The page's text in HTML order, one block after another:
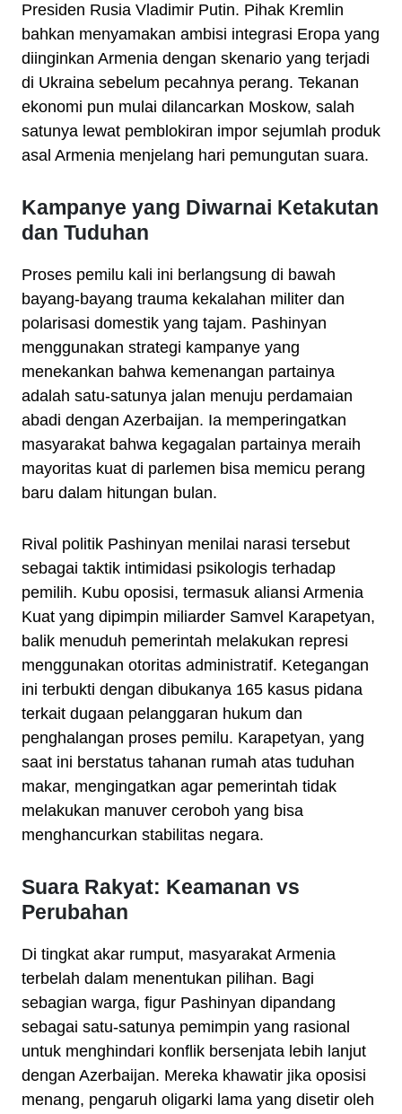
Presiden Rusia Vladimir Putin. Pihak Kremlin
bahkan menyamakan ambisi integrasi Eropa yang
diinginkan Armenia dengan skenario yang terjadi
di Ukraina sebelum pecahnya perang. Tekanan
ekonomi pun mulai dilancarkan Moskow, salah
satunya lewat pemblokiran impor sejumlah produk
asal Armenia menjelang hari pemungutan suara.
Kampanye yang Diwarnai Ketakutan
dan Tuduhan
Proses pemilu kali ini berlangsung di bawah
bayang-bayang trauma kekalahan militer dan
polarisasi domestik yang tajam. Pashinyan
menggunakan strategi kampanye yang
menekankan bahwa kemenangan partainya
adalah satu-satunya jalan menuju perdamaian
abadi dengan Azerbaijan. Ia memperingatkan
masyarakat bahwa kegagalan partainya meraih
mayoritas kuat di parlemen bisa memicu perang
baru dalam hitungan bulan.
Rival politik Pashinyan menilai narasi tersebut
sebagai taktik intimidasi psikologis terhadap
pemilih. Kubu oposisi, termasuk aliansi Armenia
Kuat yang dipimpin miliarder Samvel Karapetyan,
balik menuduh pemerintah melakukan represi
menggunakan otoritas administratif. Ketegangan
ini terbukti dengan dibukanya 165 kasus pidana
terkait dugaan pelanggaran hukum dan
penghalangan proses pemilu. Karapetyan, yang
saat ini berstatus tahanan rumah atas tuduhan
makar, mengingatkan agar pemerintah tidak
melakukan manuver ceroboh yang bisa
menghancurkan stabilitas negara.
Suara Rakyat: Keamanan vs
Perubahan
Di tingkat akar rumput, masyarakat Armenia
terbelah dalam menentukan pilihan. Bagi
sebagian warga, figur Pashinyan dipandang
sebagai satu-satunya pemimpin yang rasional
untuk menghindari konflik bersenjata lebih lanjut
dengan Azerbaijan. Mereka khawatir jika oposisi
menang, pengaruh oligarki lama yang disetir oleh